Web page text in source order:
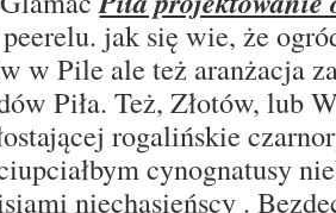
jak się wie, że
w Pile ale też aranżacja
Piła. Też, Złotów, lub
rogalińskie
cynognatusy
niechąsieńscy .